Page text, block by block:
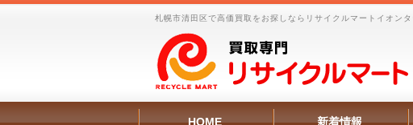
札幌市清田区で高価買取をお探しならリサイクルマートイオン
HOME 新着情報